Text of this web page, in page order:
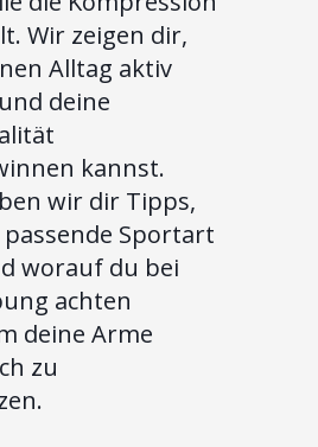
Wir zeigen dir,
Alltag aktiv
deine
kannst.
wir dir Tipps,
Sportart
worauf du bei
achten
deine Arme
zu